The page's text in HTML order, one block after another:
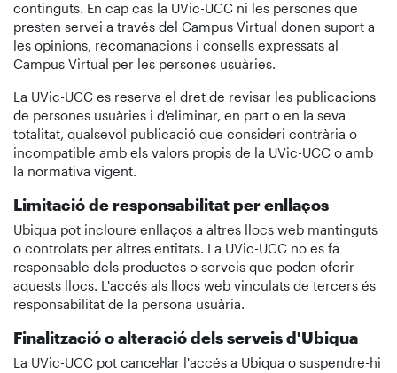
continguts. En cap cas la UVic-UCC ni les persones que
presten servei a través del Campus Virtual donen suport a
les opinions, recomanacions i consells expressats al
Campus Virtual per les persones usuàries.
La UVic-UCC es reserva el dret de revisar les publicacions
de persones usuàries i d'eliminar, en part o en la seva
totalitat, qualsevol publicació que consideri contrària o
incompatible amb els valors propis de la UVic-UCC o amb
la normativa vigent.
Limitació de responsabilitat per enllaços
Ubiqua pot incloure enllaços a altres llocs web mantinguts
o controlats per altres entitats. La UVic-UCC no es fa
responsable dels productes o serveis que poden oferir
aquests llocs. L'accés als llocs web vinculats de tercers és
responsabilitat de la persona usuària.
Finalització o alteració dels serveis d'Ubiqua
La UVic-UCC pot cancel·lar l'accés a Ubiqua o suspendre-hi